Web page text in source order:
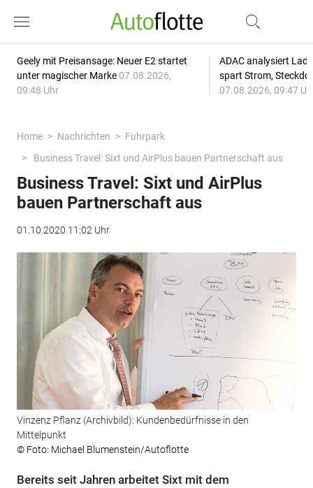
Geely mit Preisansage: Neuer E2 startet
unter magischer Marke 07.08.2026,
09:48 Uhr
ADAC analysiert
spart Strom,
07.08.2026, 09:47
Home Nachrichten
Fuhrpark
Business Travel: Sixt und AirPlus bauen Partnerschaft aus
Business Travel: Sixt und AirPlus
bauen Partnerschaft aus
01.10.2020 11:02 Uhr
Vinzenz Pflanz (Archivbild): Kundenbedürfnisse in den
Mittelpunkt
© Foto: Michael Blumenstein/Autoflotte
Bereits seit Jahren arbeitet Sixt mit dem